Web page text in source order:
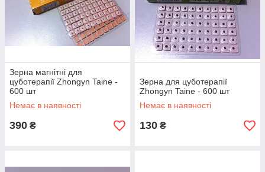
Зерна магнітні для
цуботерапії Zhongyn Taine -
600 шт
Немає в наявності
390 ₴
Зерна для цуботерапії
Zhongyn Taine - 600 шт
Немає в наявності
130 ₴